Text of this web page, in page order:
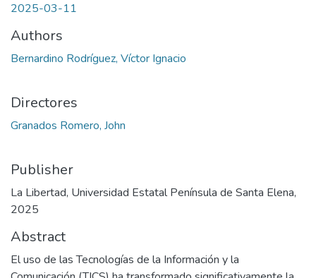
2025-03-11
Authors
Bernardino Rodríguez, Víctor Ignacio
Directores
Granados Romero, John
Publisher
La Libertad, Universidad Estatal Península de Santa Elena,
2025
Abstract
El uso de las Tecnologías de la Información y la